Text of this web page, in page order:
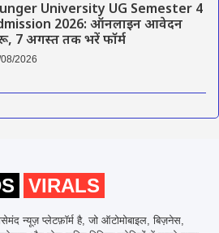
University UG Semester 4
2026: ऑनलाइन आवेदन
7 अगस्त तक भरें फॉर्म
2026
VIRALS
न्यूज़ प्लेटफ़ॉर्म है, जो ऑटोमोबाइल, बिज़नेस,